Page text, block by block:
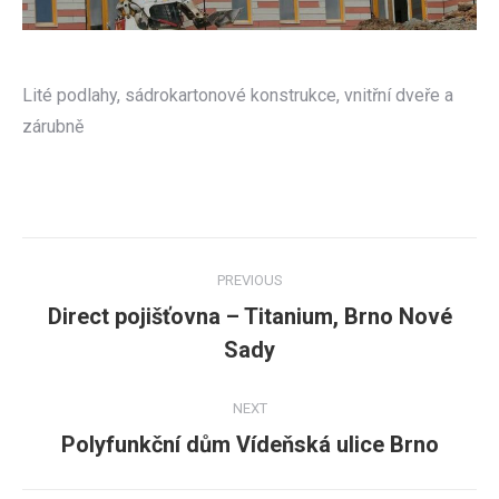
Lité podlahy, sádrokartonové konstrukce, vnitřní dveře a
zárubně
navigation
PREVIOUS
Previous
post:
Direct pojišťovna – Titanium, Brno Nové
Sady
NEXT
Next
Polyfunkční dům Vídeňská ulice Brno